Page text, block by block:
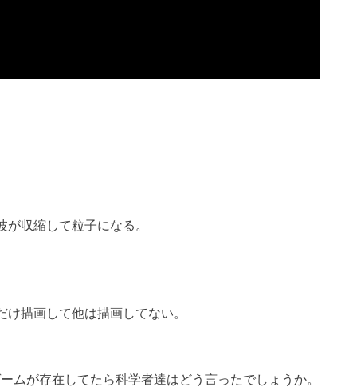
収縮して粒子になる。
描画して他は描画してない。
ムが存在してたら科学者達はどう言ったでしょうか。